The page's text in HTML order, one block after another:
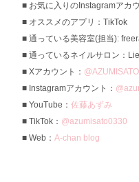
お気に入りのInstagramアカ
オススメのアプリ：TikTok
通っている美容室(担当):
通っているネイルサロン：
Xアカウント： @AZUMISATO
Instagramアカウント：
YouTube： 佐藤あずみ
TikTok： @azumisato0330
Web： A-chan blog